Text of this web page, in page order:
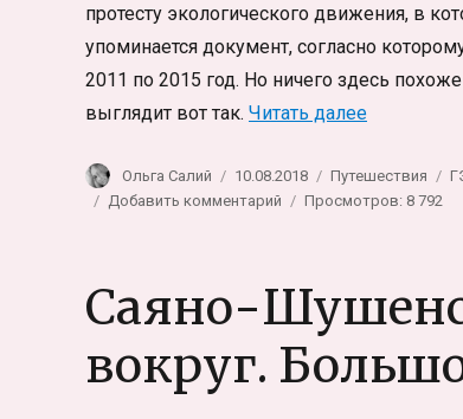
протесту экологического движения, в
упоминается документ, согласно
2011 по 2015 год. Но ничего здесь
выглядит вот так. Читать далее
Автор
Ольга Салий Опубликовано
10.08.2018 Рубрики
Путешествия
Добавить комментарий
Просмотров: 8 792
Саяно-
вокруг.